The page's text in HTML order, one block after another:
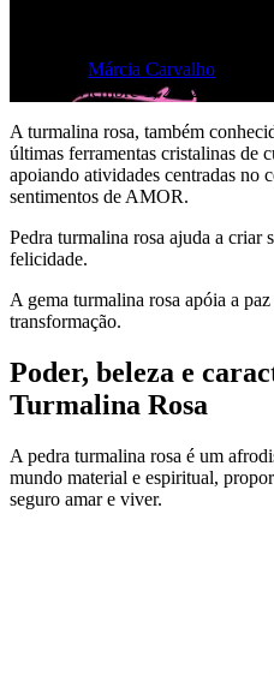
Márcia Carvalho
noviembre 1, 2022
A turmalina rosa, também
últimas ferramentas cristalinas de
apoiando atividades centradas no
sentimentos de AMOR.
Pedra turmalina rosa ajuda a criar
felicidade.
A gema turmalina rosa apóia a
transformação.
Poder, beleza e
Turmalina Rosa
A pedra turmalina rosa é um
mundo material e espiritual,
seguro amar e viver.